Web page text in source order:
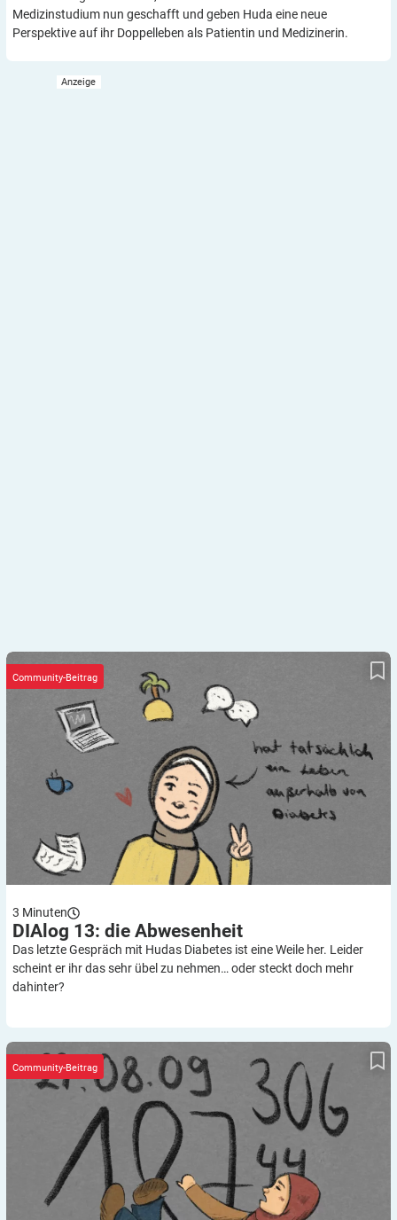
Medizinstudium nun geschafft und geben Huda eine neue
Perspektive auf ihr Doppelleben als Patientin und Medizinerin.
Community-Beitrag
3 Minuten
DIAlog 13: die Abwesenheit
Das letzte Gespräch mit Hudas Diabetes ist eine Weile her. Leider
scheint er ihr das sehr übel zu nehmen… oder steckt doch mehr
dahinter?
Community-Beitrag